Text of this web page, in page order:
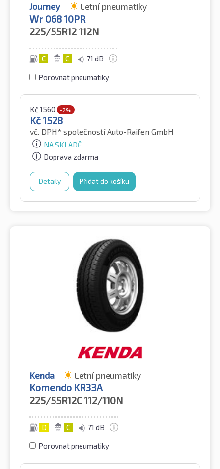
Journey Letní pneumatiky
Wr 068 10PR
225/55R12112N
C C 71 dB
Porovnat pneumatiky
Kč1560 -2%
Kč1528
vč. DPH* společností Auto-Raifen GmbH
NA SKLADĚ
Doprava zdarma
Detaily Přidat do košíku
Kenda Letní pneumatiky
Komendo KR33A
225/55R12C112/110N
D C 71 dB
Porovnat pneumatiky